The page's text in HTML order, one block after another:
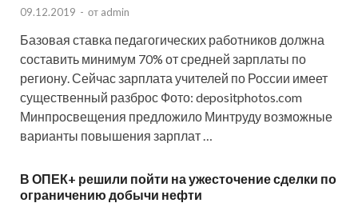
09.12.2019 - от admin
Базовая ставка педагогических работников должна
составить минимум 70% от средней зарплаты по
региону. Сейчас зарплата учителей по России имеет
существенный разброс Фото: depositphotos.com
Минпросвещения предложило Минтруду возможные
варианты повышения зарплат …
В ОПЕК+ решили пойти на ужесточение сделки по
ограничению добычи нефти